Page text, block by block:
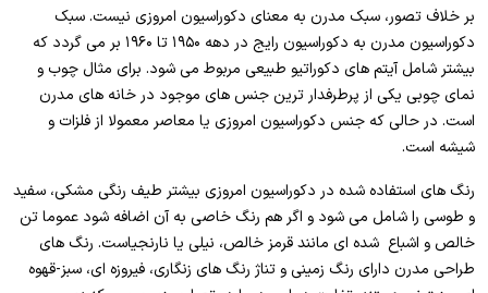
بر خلاف تصور، سبک مدرن به معنای دکوراسیون امروزی نیست. سبک
دکوراسیون مدرن به دکوراسیون رایج در دهه ۱۹۵۰ تا ۱۹۶۰ بر می گردد که
بیشتر شامل آیتم های دکوراتیو طبیعی مربوط می شود. برای مثال چوب و
نمای چوبی یکی از پرطرفدار ترین جنس های موجود در خانه های مدرن
است. در حالی که جنس دکوراسیون امروزی یا معاصر معمولا از فلزات و
شیشه است.
رنگ های استفاده شده در دکوراسیون امروزی بیشتر طیف رنگی مشکی، سفید
و طوسی را شامل می شود و اگر هم رنگ خاصی به آن اضافه شود عموما تن
خالص و اشباع شده ای مانند قرمز خالص، نیلی یا نارنجیاست. رنگ های
طراحی مدرن دارای رنگ زمینی و تناژ رنگ های زنگاری، فیروزه ای، سبز-قهوه